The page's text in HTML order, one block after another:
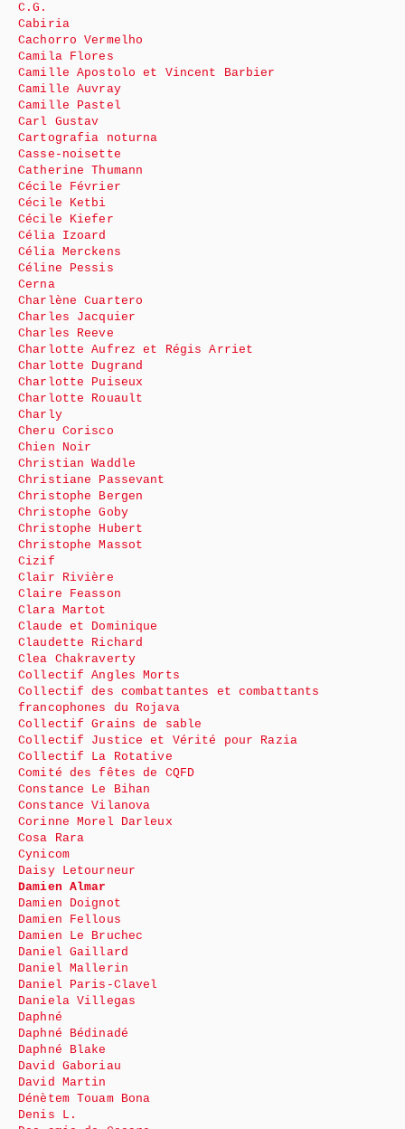
C.G.
Cabiria
Cachorro Vermelho
Camila Flores
Camille Apostolo et Vincent Barbier
Camille Auvray
Camille Pastel
Carl Gustav
Cartografia noturna
Casse-noisette
Catherine Thumann
Cécile Février
Cécile Ketbi
Cécile Kiefer
Célia Izoard
Célia Merckens
Céline Pessis
Cerna
Charlène Cuartero
Charles Jacquier
Charles Reeve
Charlotte Aufrez et Régis Arriet
Charlotte Dugrand
Charlotte Puiseux
Charlotte Rouault
Charly
Cheru Corisco
Chien Noir
Christian Waddle
Christiane Passevant
Christophe Bergen
Christophe Goby
Christophe Hubert
Christophe Massot
Cizif
Clair Rivière
Claire Feasson
Clara Martot
Claude et Dominique
Claudette Richard
Clea Chakraverty
Collectif Angles Morts
Collectif des combattantes et combattants
francophones du Rojava
Collectif Grains de sable
Collectif Justice et Vérité pour Razia
Collectif La Rotative
Comité des fêtes de CQFD
Constance Le Bihan
Constance Vilanova
Corinne Morel Darleux
Cosa Rara
Cynicom
Daisy Letourneur
Damien Almar
Damien Doignot
Damien Fellous
Damien Le Bruchec
Daniel Gaillard
Daniel Mallerin
Daniel Paris-Clavel
Daniela Villegas
Daphné
Daphné Bédinadé
Daphné Blake
David Gaboriau
David Martin
Dénètem Touam Bona
Denis L.